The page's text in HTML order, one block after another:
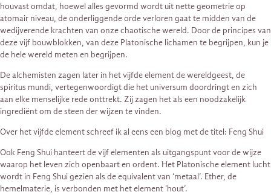
houvast omdat, hoewel alles gevormd wordt uit nette geometrie op
atomair niveau, de onderliggende orde verloren gaat te midden van de
wedijverende krachten van onze chaotische wereld. Door de principes van
deze vijf bouwblokken, van deze Platonische lichamen te begrijpen, kun je
de hele wereld meten en begrijpen.
De alchemisten zagen later in het vijfde element de wereldgeest, de
spiritus mundi, vertegenwoordigt die het universum doordringt en zich
aan elke menselijke rede onttrekt. Zij zagen het als een noodzakelijk
ingrediënt om de steen der wijzen te vinden.
Over het vijfde element schreef ik al eens een blog met de titel: Feng Shui
Ook Feng Shui hanteert de vijf elementen als uitgangspunt voor de wijze
waarop het leven zich openbaart en ordent. Het Platonische element lucht
wordt in Feng Shui gezien als de equivalent van ‘metaal’. Ether, de
hemelmaterie, is verbonden met het element ‘hout’.